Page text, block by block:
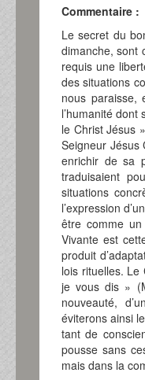
Commentaire :
Le secret du
dimanche, sont
requis une
des situations
nous paraisse,
l’humanité
le Christ Jésus
Seigneur Jésus
enrichir de sa
traduisaient
situations
l’expression
être comme
Vivante est
produit
lois rituelles.
je vous dis »
nouveauté,
éviterons ainsi
tant de
pousse sans
mais dans la